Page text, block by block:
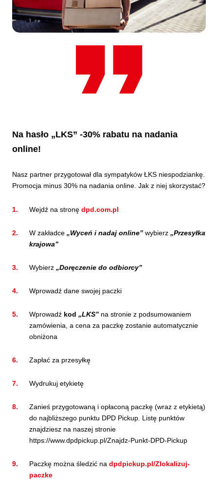
Na hasło „LKS” -30% rabatu na nadania
online!
Nasz partner przygotował dla sympatyków ŁKS niespodziankę.
Promocja minus 30% na nadania online. Jak z niej skorzystać?
Wejdź na stronę dpd.com.pl
W zakładce „Wyceń i nadaj online” wybierz „Przesyłka
krajowa”
Wybierz „Doręczenie do odbiorcy”
Wprowadź dane swojej paczki
Wprowadź kod „LKS” na stronie z podsumowaniem
zamówienia, a cena za paczkę zostanie automatycznie
obniżona
Zapłać za przesyłkę
Wydrukuj etykietę
Zanieś przygotowaną i opłaconą paczkę (wraz z etykietą)
do najbliższego punktu DPD Pickup. Listę punktów
znajdziesz na naszej stronie
https://www.dpdpickup.pl/Znajdz-Punkt-DPD-Pickup
Paczkę można śledzić na dpdpickup.pl/Zlokalizuj-
paczke